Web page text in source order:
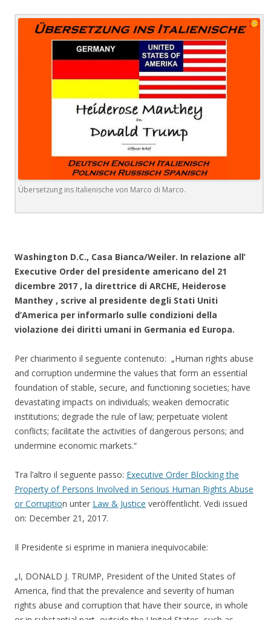
Übersetzung ins Italienische von Marco di Marco.
Washington D.C., Casa Bianca/Weiler. In relazione all’
Executive Order del presidente americano del 21
dicembre 2017 , la direttrice di ARCHE, Heiderose
Manthey , scrive al presidente degli Stati Uniti
d’America per informarlo sulle condizioni della
violazione dei diritti umani in Germania ed Europa.
Per chiarimento il seguente contenuto: „Human rights abuse
and corruption undermine the values that form an essential
foundation of stable, secure, and functioning societies; have
devastating impacts on individuals; weaken democratic
institutions; degrade the rule of law; perpetuate violent
conflicts; facilitate the activities of dangerous persons; and
undermine economic markets.“
Tra l’altro il seguente passo: Executive Order Blocking the
Property of Persons Involved in Serious Human Rights Abuse
or Corruption unter Law & Justice veröffentlicht. Vedi issued
on: December 21, 2017.
Il Presidente si esprime in maniera inequivocabile:
„I, DONALD J. TRUMP, President of the United States of
America, find that the prevalence and severity of human
rights abuse and corruption that have their source, in whole